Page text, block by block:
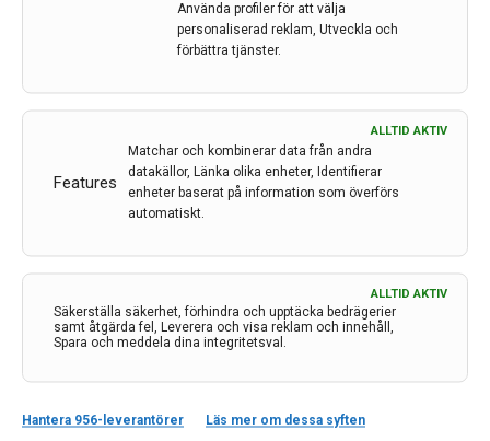
Använda profiler för att välja
personaliserad reklam, Utveckla och
förbättra tjänster.
Features
ALLTID AKTIV
Matchar och kombinerar data från andra
datakällor, Länka olika enheter, Identifierar
enheter baserat på information som överförs
automatiskt.
Säkerställa säkerhet, förhindra och upptäcka bedrägerier
samt åtgärda fel, Leverera och visa reklam och innehåll,
Spara och meddela dina integritetsval.
ALLTID AKTIV
Hantera 956-leverantörer Läs mer om dessa syften
Universitetssjukhuset.
Neurologi i Sverige